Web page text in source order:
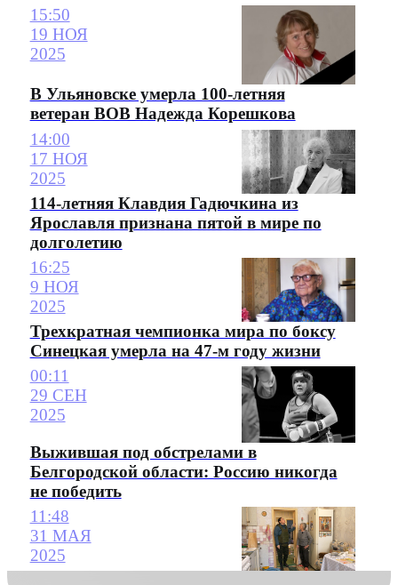
15:50
19 НОЯ
2025
В Ульяновске умерла 100-летняя
ветеран ВОВ Надежда Корешкова
14:00
17 НОЯ
2025
114-летняя Клавдия Гадючкина из
Ярославля признана пятой в мире по
долголетию
16:25
9 НОЯ
2025
Трехкратная чемпионка мира по боксу
Синецкая умерла на 47-м году жизни
00:11
29 СЕН
2025
Выжившая под обстрелами в
Белгородской области: Россию никогда
не победить
11:48
31 МАЯ
2025